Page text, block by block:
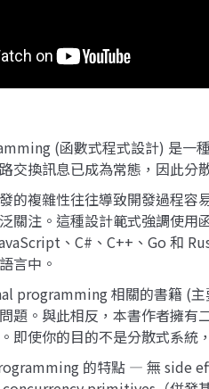
(函數式程式設計) 是一
交換訊息已成為常態，因此分
的複雜性往往導致開發過程
關注。這種設計範式強調使
、C#、C++、Go 和
言中。
programming 相關的書籍 (主
題。與此相反，本書作者擁
即使你的目的不是分散式系
的特點 — 無 side